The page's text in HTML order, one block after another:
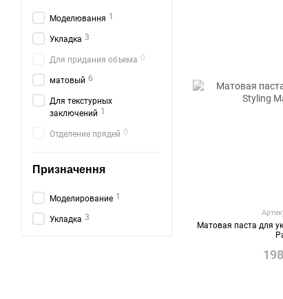
Матовая паста для
Моделювання 1
Укладка 3
Для придания объема 0
матовый 6
Для текстурных
заключений 1
Отделение прядей 0
Призначення
Моделирование 1
Укладка 3